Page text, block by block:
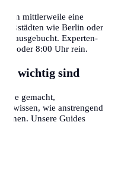
mittlerweile eine
wie Berlin oder
ausgebucht. Experten-
oder 8:00 Uhr rein.
wichtig sind
gemacht,
wissen, wie anstrengend
Unsere Guides